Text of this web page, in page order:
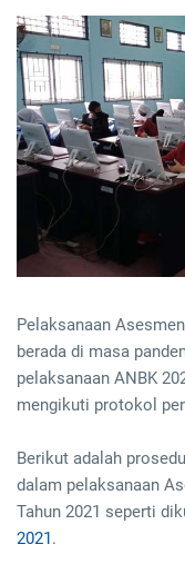
Pelaksanaan
berada di masa
pelaksanaan ANBK
mengikuti protokol
Berikut adalah
dalam pelaksanaan
Tahun 2021 seperti
2021.